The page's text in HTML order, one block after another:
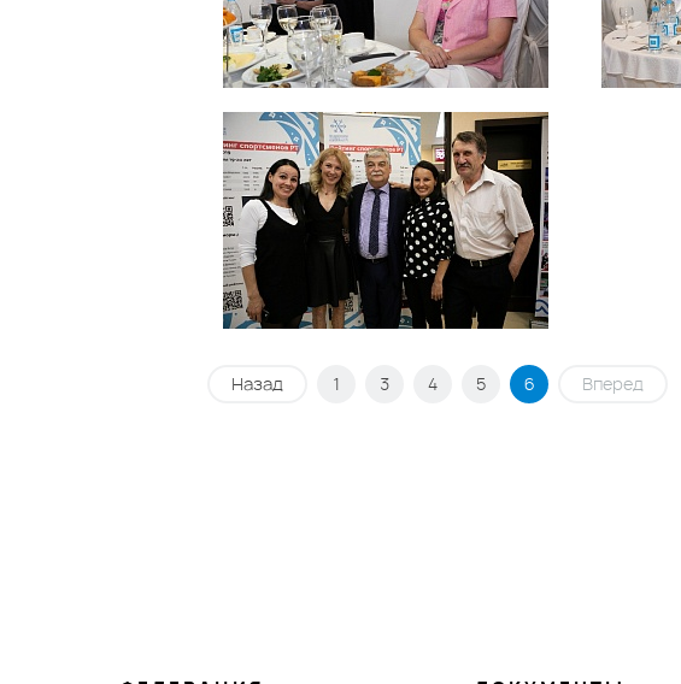
Назад 1 3 4 5 6 Вперед